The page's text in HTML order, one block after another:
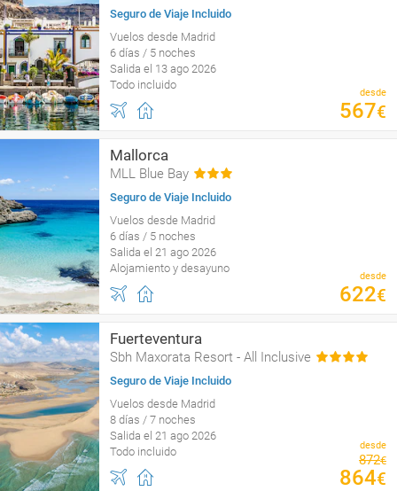
Seguro de Viaje Incluido
Vuelos desde Madrid
6 días / 5 noches
Salida el 13 ago 2026
Todo incluido
desde
567€
Mallorca
MLL Blue Bay
Seguro de Viaje Incluido
Vuelos desde Madrid
6 días / 5 noches
Salida el 21 ago 2026
Alojamiento y desayuno
desde
622€
Fuerteventura
Sbh Maxorata Resort - All Inclusive
Seguro de Viaje Incluido
Vuelos desde Madrid
8 días / 7 noches
Salida el 21 ago 2026
Todo incluido
desde
872€
864€